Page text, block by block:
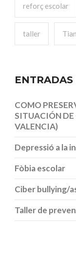
reforç escolar
taller
COMO
SITUACIÓN DE
VALENCIA)
Depressió a la
Fòbia escolar
Ciber bullying/
Taller de